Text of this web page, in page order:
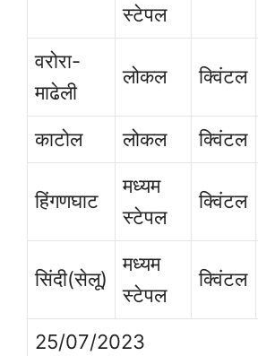
स्टेपल
वरोरा-
माढेली
लोकल क्विंटल
काटोल लोकल क्विंटल
हिंगणघाट
मध्यम
स्टेपल
क्विंटल
सिंदी(सेलू)
मध्यम
स्टेपल
क्विंटल
25/07/2023